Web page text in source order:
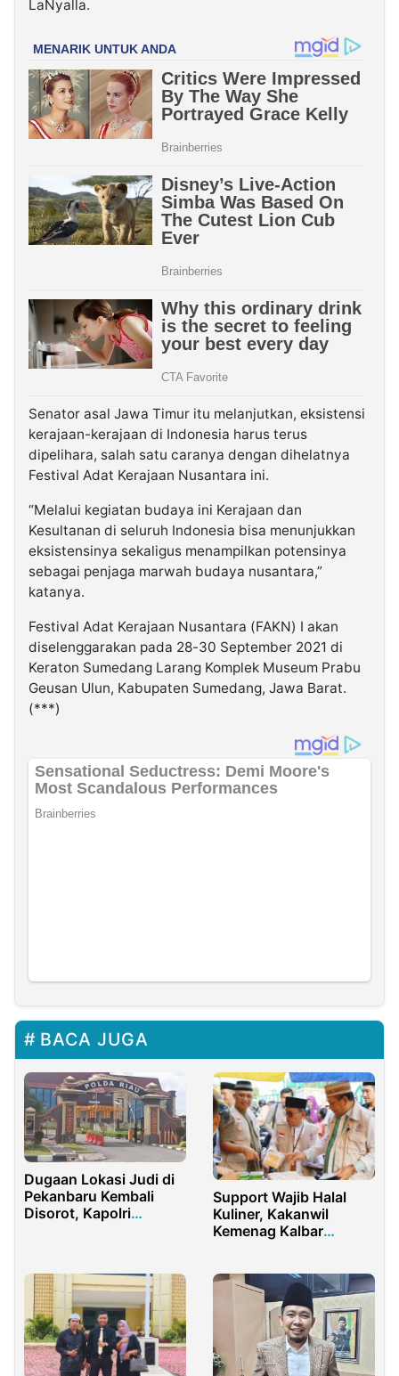
LaNyalla.
Senator asal Jawa Timur itu melanjutkan, eksistensi
kerajaan-kerajaan di Indonesia harus terus
dipelihara, salah satu caranya dengan dihelatnya
Festival Adat Kerajaan Nusantara ini.
“Melalui kegiatan budaya ini Kerajaan dan
Kesultanan di seluruh Indonesia bisa menunjukkan
eksistensinya sekaligus menampilkan potensinya
sebagai penjaga marwah budaya nusantara,”
katanya.
Festival Adat Kerajaan Nusantara (FAKN) I akan
diselenggarakan pada 28-30 September 2021 di
Keraton Sumedang Larang Komplek Museum Prabu
Geusan Ulun, Kabupaten Sumedang, Jawa Barat.
(***)
BACA JUGA
Dugaan Lokasi Judi di
Pekanbaru Kembali
Disorot, Kapolri
Support Wajib Halal
Kuliner, Kakanwil
Kemenag Kalbar
Singkawang